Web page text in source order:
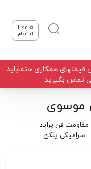
ورود |
ثبت نام
همکاری حتماباید
تماس بگیرید
موسوی
مقاومت فن پراید
سرامیکی یلکن